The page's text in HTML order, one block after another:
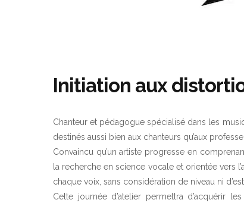
Initiation aux
Chanteur et pédagogue spécialisé dans les
destinés aussi bien aux chanteurs qu’aux
Convaincu qu’un artiste progresse en
la recherche en science vocale et orientée vers
chaque voix, sans considération de niveau ni
Cette journée d’atelier permettra d’acquérir